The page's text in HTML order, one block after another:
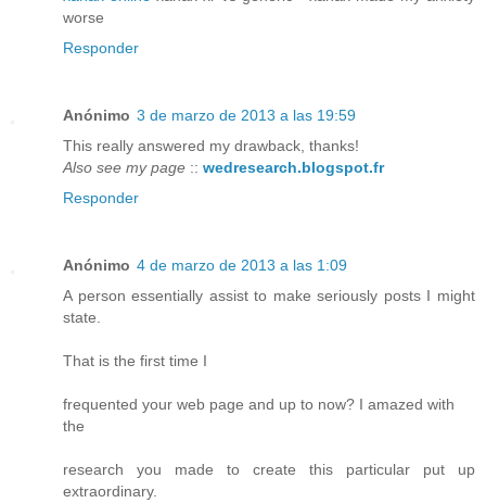
worse
Responder
Anónimo 3 de marzo de 2013 a las 19:59
This really answered my drawback, thanks!
Also see my page :: wedresearch.blogspot.fr
Responder
Anónimo 4 de marzo de 2013 a las 1:09
A person essentially assist to make seriously posts I might
state.
That is the first time I
frequented your web page and up to now? I amazed with
the
research you made to create this particular put up
extraordinary.